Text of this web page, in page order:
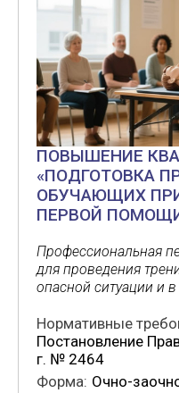
ПОВЫШЕНИЕ
«ПОДГОТОВКА
ОБУЧАЮЩИХ
ПЕРВОЙ
Профессиональная
для проведения
опасной ситуации и
Нормативные
Постановление
г. № 2464
Форма: Очно-